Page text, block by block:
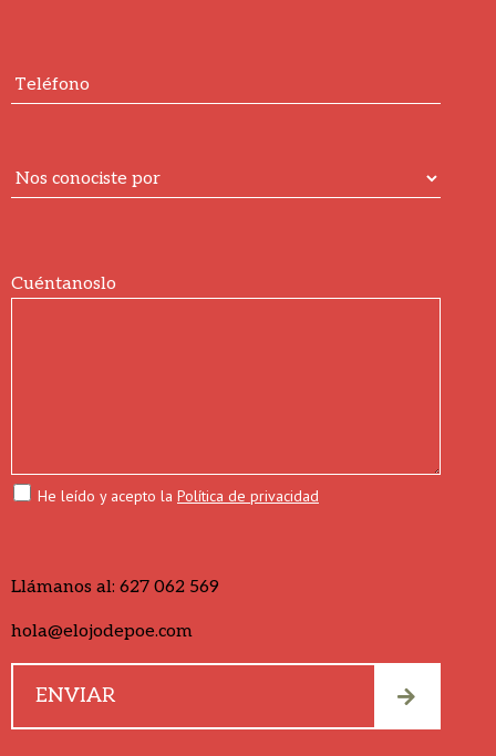
Cuéntanoslo
He leído y acepto la Política de privacidad
Llámanos al: 627 062 569
hola@elojodepoe.com